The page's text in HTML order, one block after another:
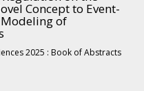
Concept to Event-
of
2025 : Book of Abstracts